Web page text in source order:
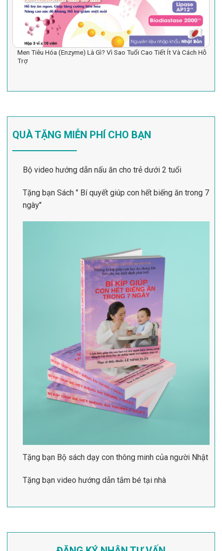
Men Tiêu Hóa (Enzyme) Là Gì? Vì Sao Tuổi Cao Tiết Ít Và Cách Hỗ
Trợ
QUÀ TẶNG MIỄN PHÍ CHO BẠN
Bộ video hướng dẫn nấu ăn cho trẻ dưới 2 tuổi
Tặng bạn Sách " Bí quyết giúp con hết biếng ăn trong 7
ngày"
Tặng bạn Bộ sách dạy con thông minh của người Nhật
Tặng bạn video hướng dẫn tắm bé tại nhà